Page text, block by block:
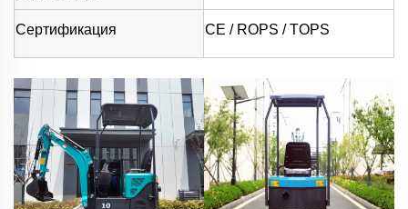
Сертификация CE / ROPS / TOPS